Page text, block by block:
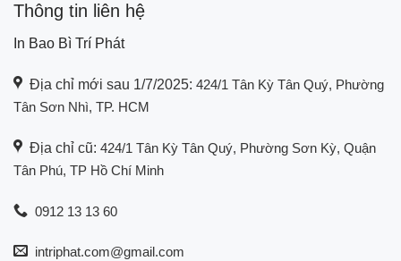
Thông tin liên hệ
In Bao Bì Trí Phát
Địa chỉ mới sau 1/7/2025: 424/1 Tân Kỳ Tân Quý, Phường
Tân Sơn Nhì, TP. HCM
Địa chỉ cũ: 424/1 Tân Kỳ Tân Quý, Phường Sơn Kỳ, Quận
Tân Phú, TP Hồ Chí Minh
0912 13 13 60
intriphat.com@gmail.com